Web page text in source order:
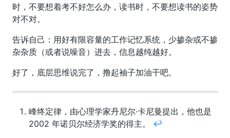
时，不要想着考不好怎么办，读书时，不要想读书的姿势
对不对。
告诉自己：用好有限容量的工作记忆系统，少掺杂或不掺
杂杂质（或者说噪音）进去，信息越纯越好。
好了，底层思维说完了，撸起袖子加油干吧。
峰终定律，由心理学家丹尼尔·卡尼曼提出，他也是
2002 年诺贝尔经济学奖的得主。 ↩︎